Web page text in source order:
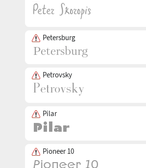
Petersburg
Petrovsky
Pilar
Pioneer 10